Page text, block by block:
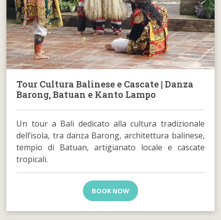
Tour Cultura Balinese e Cascate | Danza
Barong, Batuan e Kanto Lampo
Un tour a Bali dedicato alla cultura tradizionale
dell’isola, tra danza Barong, architettura balinese,
tempio di Batuan, artigianato locale e cascate
tropicali.
BOOK NOW